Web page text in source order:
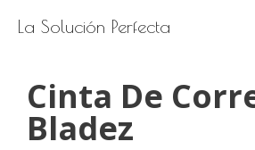
La Solución Perfecta
Cinta De
Bladez